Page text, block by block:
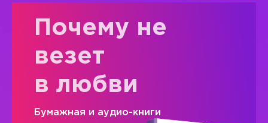
Почему не
везет
в любви
Бумажная и аудио-книги